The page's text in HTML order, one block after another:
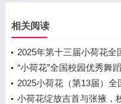
相关阅读
小荷花绽放吉首与张掖，